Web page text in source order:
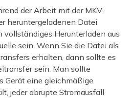
der Arbeit mit der MKV-
heruntergeladenen Datei
vollständiges Herunterladen aus
sein. Wenn Sie die Datei als
erhalten, dann sollte es
sein. Man sollte
Gerät eine gleichmäßige
jeder abrupte Stromausfall